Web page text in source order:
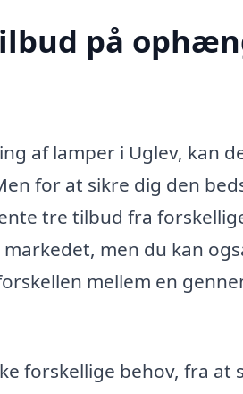
på
af lamper i Uglev, kan
for at sikre dig den
tre tilbud fra
men du kan
mellem en
forskellige behov, fra at